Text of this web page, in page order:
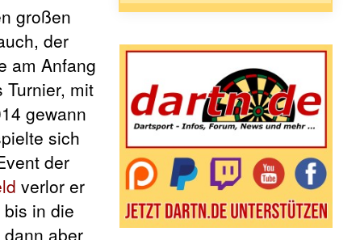
großen
der
am Anfang
mit
gewann
sich
der
verlor er
in die
dann aber